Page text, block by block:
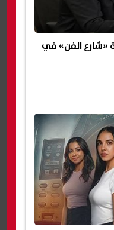
«شارع الفن» في